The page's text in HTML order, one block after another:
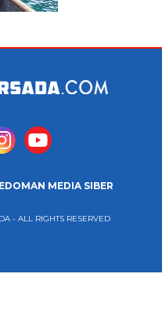
MEDIA SIBER
- ALL RIGHTS RESERVED